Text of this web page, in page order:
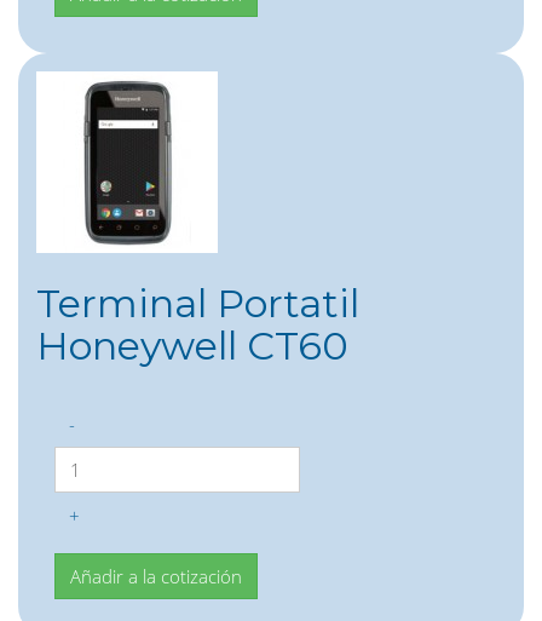
Terminal Portatil
Honeywell CT60
-
+